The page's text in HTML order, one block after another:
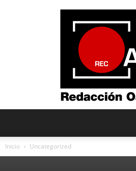
Inicio Uncategorized